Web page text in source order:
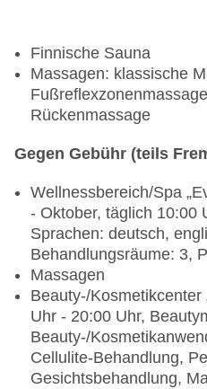
Finnische Sauna
Massagen: klassische
Rückenmassage
Gegen Gebühr (teils
Wellnessbereich/Spa
- Oktober, täglich 10:00
Sprachen: deutsch,
Behandlungsräume: 3,
Massagen
Beauty-/Kosmetikcenter
Uhr - 20:00 Uhr,
Beauty-/
Cellulite-Behandlung,
Gesichtsbehandlung,